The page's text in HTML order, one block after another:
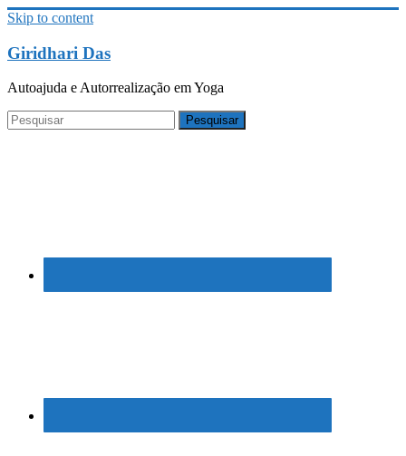
Skip to content
Giridhari Das
Autoajuda e Autorrealização em Yoga